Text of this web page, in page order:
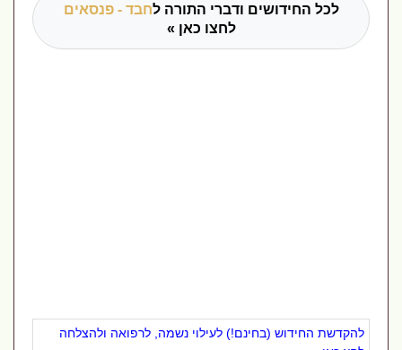
לכל החידושים ודברי התורה לחבד - פנסאים
לחצו כאן »
להקדשת החידוש (בחינם!) לעילוי נשמה, לרפואה ולהצלחה